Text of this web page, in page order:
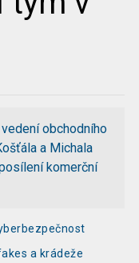
obchodního
a Michala
komerční
a krádeže